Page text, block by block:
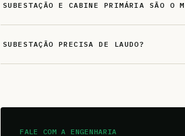
SUBESTAÇÃO E CABINE PRIMÁRIA SÃO O
SUBESTAÇÃO PRECISA DE LAUDO?
FALE COM A ENGENHARIA